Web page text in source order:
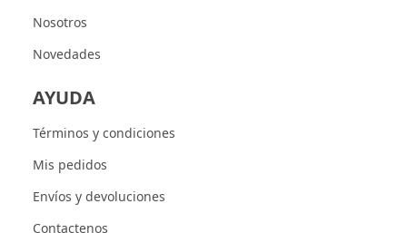
Nosotros
Novedades
AYUDA
Términos y condiciones
Mis pedidos
Envíos y devoluciones
Contactenos